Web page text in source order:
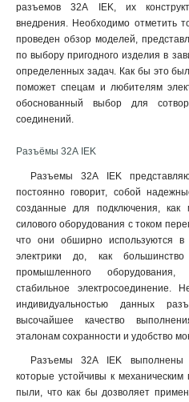
разъемов 32А IEK, их
внедрения. Необходимо отметить
проведен обзор моделей,
по выбору пригодного изделия в
определенных задач. Как бы это
поможет спецам и любителям
обоснованный выбор для
соединений.
Разъёмы 32А IEK
Разъемы 32А IEK
постоянно говорит, собой
созданные для подключения,
силового оборудования с током
что они обширно используются
электрики до, как
промышленного
стабильное
индивидуальностью данных
высочайшее качество
эталонам сохранности и удобство
Разъемы 32А IEK выполнены
которые устойчивы к
пыли, что как бы дозволяет